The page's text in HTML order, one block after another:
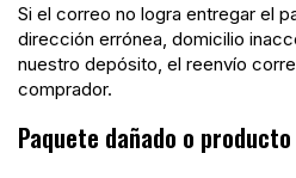
Si el correo no logra entregar el
dirección errónea, domicilio
nuestro depósito, el reenvío
comprador.
Paquete dañado o